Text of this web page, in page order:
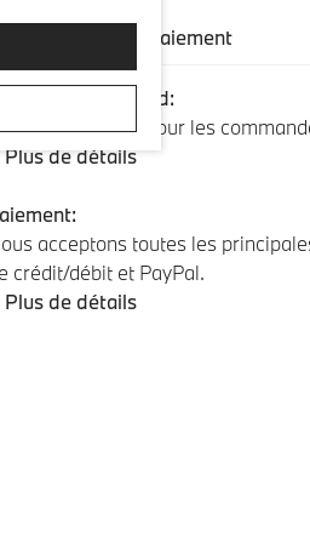
Expédition et paiement
Expédition standard:
gratuite pour les
Plus de détails
acceptons toutes les
crédit/débit et PayPal.
Plus de détails